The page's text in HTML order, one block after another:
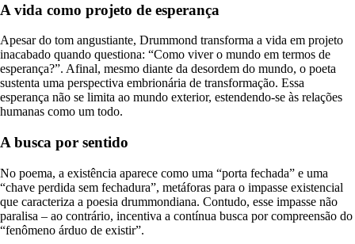
A vida como projeto de esperança
Apesar do tom angustiante, Drummond transforma a vida em projeto
inacabado quando questiona: “Como viver o mundo em termos de
esperança?”. Afinal, mesmo diante da desordem do mundo, o poeta
sustenta uma perspectiva embrionária de transformação. Essa
esperança não se limita ao mundo exterior, estendendo-se às relações
humanas como um todo.
A busca por sentido
No poema, a existência aparece como uma “porta fechada” e uma
“chave perdida sem fechadura”, metáforas para o impasse existencial
que caracteriza a poesia drummondiana. Contudo, esse impasse não
paralisa – ao contrário, incentiva a contínua busca por compreensão do
“fenômeno árduo de existir”.